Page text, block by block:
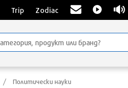
Trip Zodiac
Политически науки